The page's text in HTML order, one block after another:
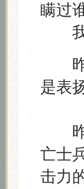
瞒过
我
昨
是表
昨
亡士
击力